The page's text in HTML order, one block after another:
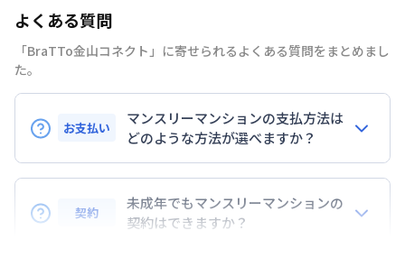
禁煙・喫煙
定員
2名
次回更新日
情報更新日より14日以内
よくある質問
「BraTTo金山コネクト」に寄せられるよくある質問をまとめまし
た。
お支払い
マンスリーマンションの支払方法は
どのような方法が選べますか？
BraTToの運営するマンスリーマンションのお支払い
は、指定口座へのお振込み・当社での現金払い、クレ
ジットカード払い（DCカード、VISAカード、Master
契約
未成年でもマンスリーマンションの
契約はできますか？